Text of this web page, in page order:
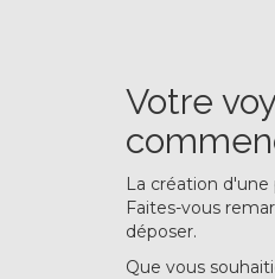
Votre
La création
Faites-vous
déposer.
Que vous